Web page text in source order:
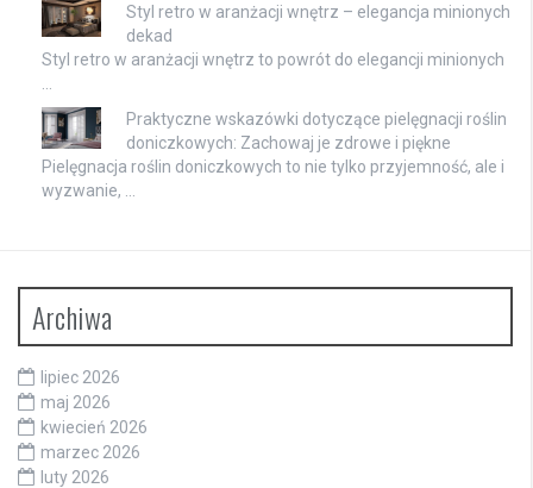
Styl retro w aranżacji wnętrz – elegancja minionych
dekad
Styl retro w aranżacji wnętrz to powrót do elegancji minionych
Praktyczne wskazówki dotyczące pielęgnacji roślin
doniczkowych: Zachowaj je zdrowe i piękne
Pielęgnacja roślin doniczkowych to nie tylko przyjemność, ale i
wyzwanie, …
Archiwa
lipiec 2026
maj 2026
kwiecień 2026
marzec 2026
luty 2026